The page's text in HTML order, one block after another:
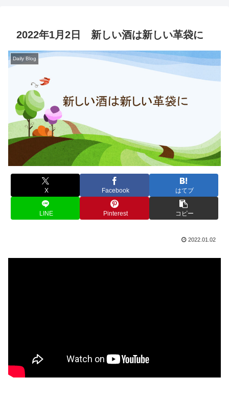
2022年1月2日 新しい酒は新しい革袋に
Daily Blog
X Facebook はてブ
LINE Pinterest コピー
2022.01.02